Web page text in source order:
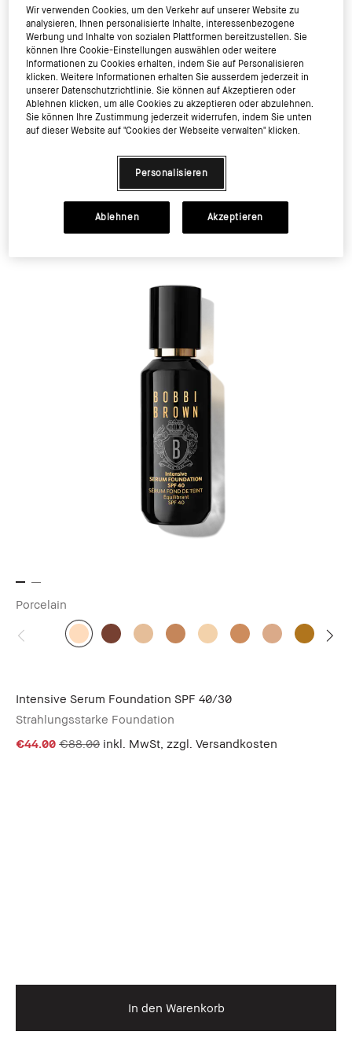
Bestseller
Porcelain
Intensive Serum Foundation SPF 40/30
Strahlungsstarke Foundation
€44.00 €88.00 inkl. MwSt, zzgl. Versandkosten
In den Warenkorb
Wir verwenden Cookies, um den Verkehr auf unserer Website zu
analysieren, Ihnen personalisierte Inhalte, interessenbezogene
Werbung und Inhalte von sozialen Plattformen bereitzustellen. Sie
können Ihre Cookie-Einstellungen auswählen oder weitere
Informationen zu Cookies erhalten, indem Sie auf Personalisieren
klicken. Weitere Informationen erhalten Sie ausserdem jederzeit in
unserer Datenschutzrichtlinie. Sie können auf Akzeptieren oder
Ablehnen klicken, um alle Cookies zu akzeptieren oder abzulehnen.
Sie können Ihre Zustimmung jederzeit widerrufen, indem Sie unten
auf dieser Website auf "Cookies der Webseite verwalten" klicken.
Personalisieren
Ablehnen Akzeptieren